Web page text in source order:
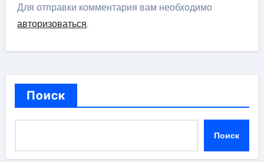
Для отправки комментария вам необходимо
авторизоваться.
Поиск
Поиск